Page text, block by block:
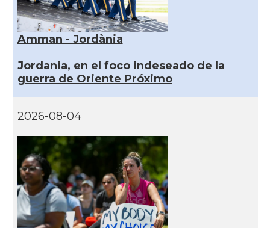
Amman - Jordània
Jordania, en el foco indeseado de la
guerra de Oriente Próximo
2026-08-04